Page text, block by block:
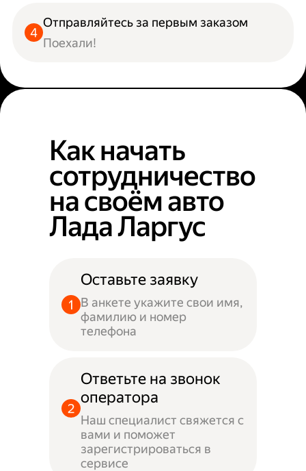
Отправляйтесь за первым заказом
Поехали!
Как начать
сотрудничество
на своём авто
Лада Ларгус
Оставьте заявку
В анкете укажите свои имя,
фамилию и номер
телефона
Ответьте на звонок
оператора
Наш специалист свяжется с
вами и поможет
зарегистрироваться в
сервисе